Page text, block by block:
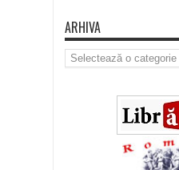
ARHIVA
Arhiva